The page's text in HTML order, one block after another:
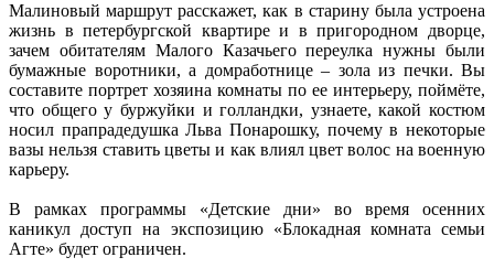
Малиновый маршрут расскажет, как в старину была устроена
жизнь в петербургской квартире и в пригородном дворце,
зачем обитателям Малого Казачьего переулка нужны были
бумажные воротники, а домработнице – зола из печки. Вы
составите портрет хозяина комнаты по ее интерьеру, поймёте,
что общего у буржуйки и голландки, узнаете, какой костюм
носил прапрадедушка Льва Понарошку, почему в некоторые
вазы нельзя ставить цветы и как влиял цвет волос на военную
карьеру.
В рамках программы «Детские дни» во время осенних
каникул доступ на экспозицию «Блокадная комната семьи
Агте» будет ограничен.